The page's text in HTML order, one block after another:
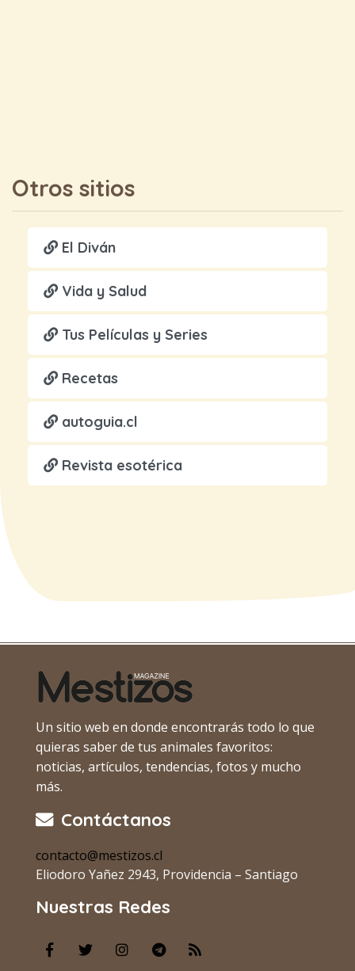
Otros sitios
El Diván
Vida y Salud
Tus Películas y Series
Recetas
autoguia.cl
Revista esotérica
Un sitio web en donde encontrarás todo lo que
quieras saber de tus animales favoritos:
noticias, artículos, tendencias, fotos y mucho
más.
Contáctanos
contacto@mestizos.cl
Eliodoro Yañez 2943, Providencia – Santiago
Nuestras Redes